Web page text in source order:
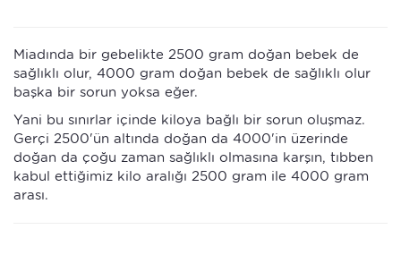
Miadında bir gebelikte 2500 gram doğan bebek de
sağlıklı olur, 4000 gram doğan bebek de sağlıklı olur
başka bir sorun yoksa eğer.
Yani bu sınırlar içinde kiloya bağlı bir sorun oluşmaz.
Gerçi 2500'ün altında doğan da 4000'in üzerinde
doğan da çoğu zaman sağlıklı olmasına karşın, tıbben
kabul ettiğimiz kilo aralığı 2500 gram ile 4000 gram
arası.